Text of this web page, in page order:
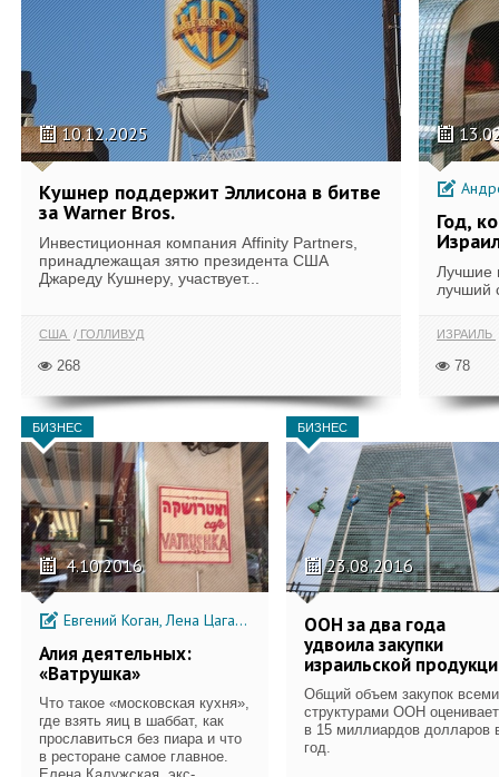
10.12.2025
Кушнер поддержит Эллисона в битве
за Warner Bros.
Инвестиционная компания Affinity Partners,
принадлежащая зятю президента США
Джареду Кушнеру, участвует...
США ГОЛЛИВУД
268
Год,
Лучшие
лучший
ИЗРАИЛЬ
78
БИЗНЕС
4.10.2016
Евгений Коган, Лена Цагадинова
Алия деятельных:
«Ватрушка»
Что такое «московская кухня»,
где взять яиц в шаббат, как
прославиться без пиара и что
в ресторане самое главное.
Елена Калужская, экс-
БИЗНЕС
23.08.2016
ООН за два года
удвоила закупки
израильской
Общий объем закупок всеми
структурами ООН
в 15 миллиардов долларов
год.